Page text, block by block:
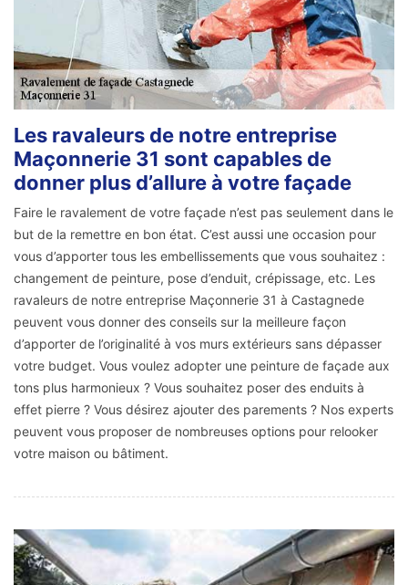
Les ravaleurs de notre entreprise
Maçonnerie 31 sont capables de
donner plus d’allure à votre façade
Faire le ravalement de votre façade n’est pas seulement dans le
but de la remettre en bon état. C’est aussi une occasion pour
vous d’apporter tous les embellissements que vous souhaitez :
changement de peinture, pose d’enduit, crépissage, etc. Les
ravaleurs de notre entreprise Maçonnerie 31 à Castagnede
peuvent vous donner des conseils sur la meilleure façon
d’apporter de l’originalité à vos murs extérieurs sans dépasser
votre budget. Vous voulez adopter une peinture de façade aux
tons plus harmonieux ? Vous souhaitez poser des enduits à
effet pierre ? Vous désirez ajouter des parements ? Nos experts
peuvent vous proposer de nombreuses options pour relooker
votre maison ou bâtiment.